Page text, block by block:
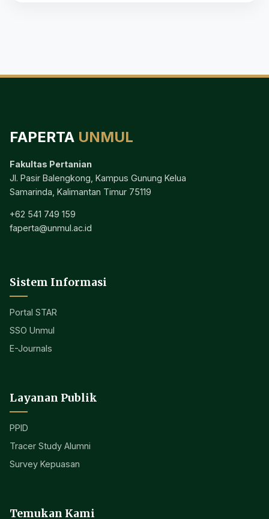
FAPERTA UNMUL
Fakultas Pertanian
Jl. Pasir Balengkong, Kampus Gunung Kelua
Samarinda, Kalimantan Timur 75119
+62 541 749 159
faperta@unmul.ac.id
Sistem Informasi
Portal STAR
SSO Unmul
E-Journals
Layanan Publik
PPID
Tracer Study Alumni
Survey Kepuasan
Temukan Kami